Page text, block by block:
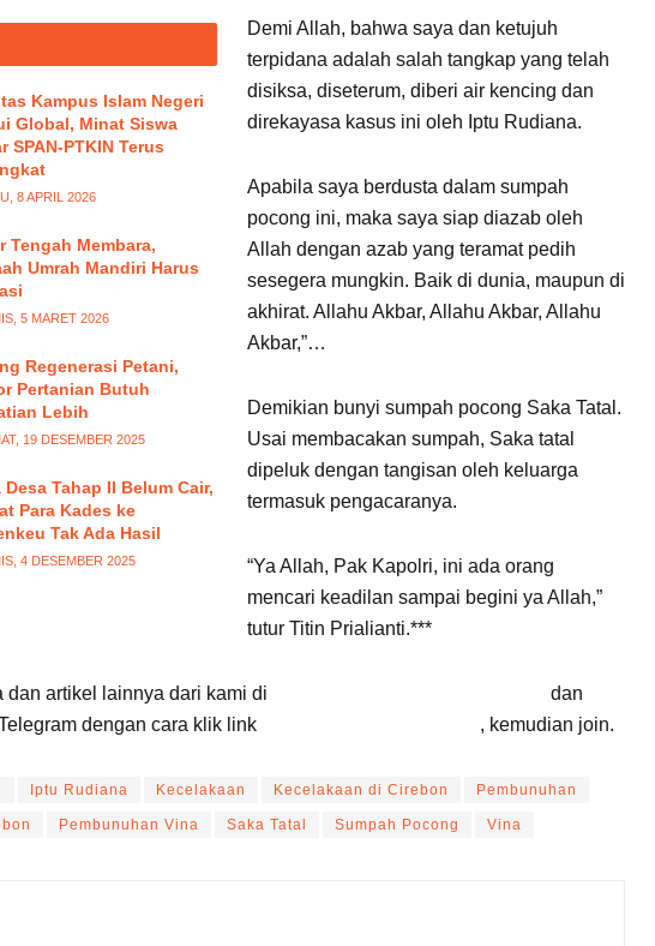
Kampus Islam Negeri
Global, Minat Siswa
SPAN-PTKIN Terus
8 APRIL 2026
Tengah Membara,
Umrah Mandiri Harus
5 MARET 2026
Regenerasi Petani,
Pertanian Butuh
Lebih
19 DESEMBER 2025
Desa Tahap II Belum Cair,
Para Kades ke
Tak Ada Hasil
4 DESEMBER 2025
Demi Allah, bahwa saya dan ketujuh
terpidana adalah salah tangkap yang telah
disiksa, diseterum, diberi air kencing dan
direkayasa kasus ini oleh Iptu Rudiana.
Apabila saya berdusta dalam sumpah
pocong ini, maka saya siap diazab oleh
Allah dengan azab yang teramat pedih
sesegera mungkin. Baik di dunia, maupun di
akhirat. Allahu Akbar, Allahu Akbar, Allahu
Akbar,”…
Demikian bunyi sumpah pocong Saka Tatal.
Usai membacakan sumpah, Saka tatal
dipeluk dengan tangisan oleh keluarga
termasuk pengacaranya.
“Ya Allah, Pak Kapolri, ini ada orang
mencari keadilan sampai begini ya Allah,”
tutur Titin Prialianti.***
dan artikel lainnya dari kami di
dan
dengan cara klik link
, kemudian join.
Iptu Rudiana Kecelakaan Kecelakaan di Cirebon Pembunuhan
Pembunuhan Vina Saka Tatal Sumpah Pocong Vina